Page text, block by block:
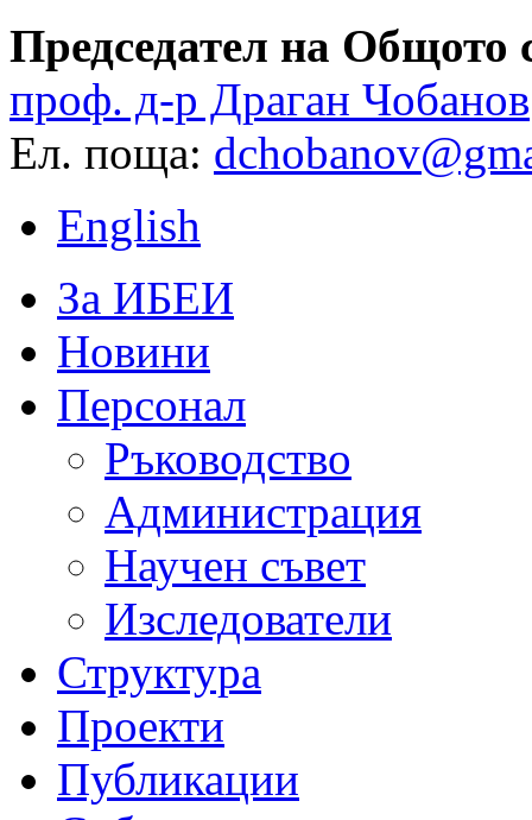
Председател на Общото
проф. д-р Драган Чобанов
Ел. поща:
English
За ИБЕИ
Новини
Персонал
Ръководство
Администрация
Научен съвет
Изследователи
Структура
Проекти
Публикации